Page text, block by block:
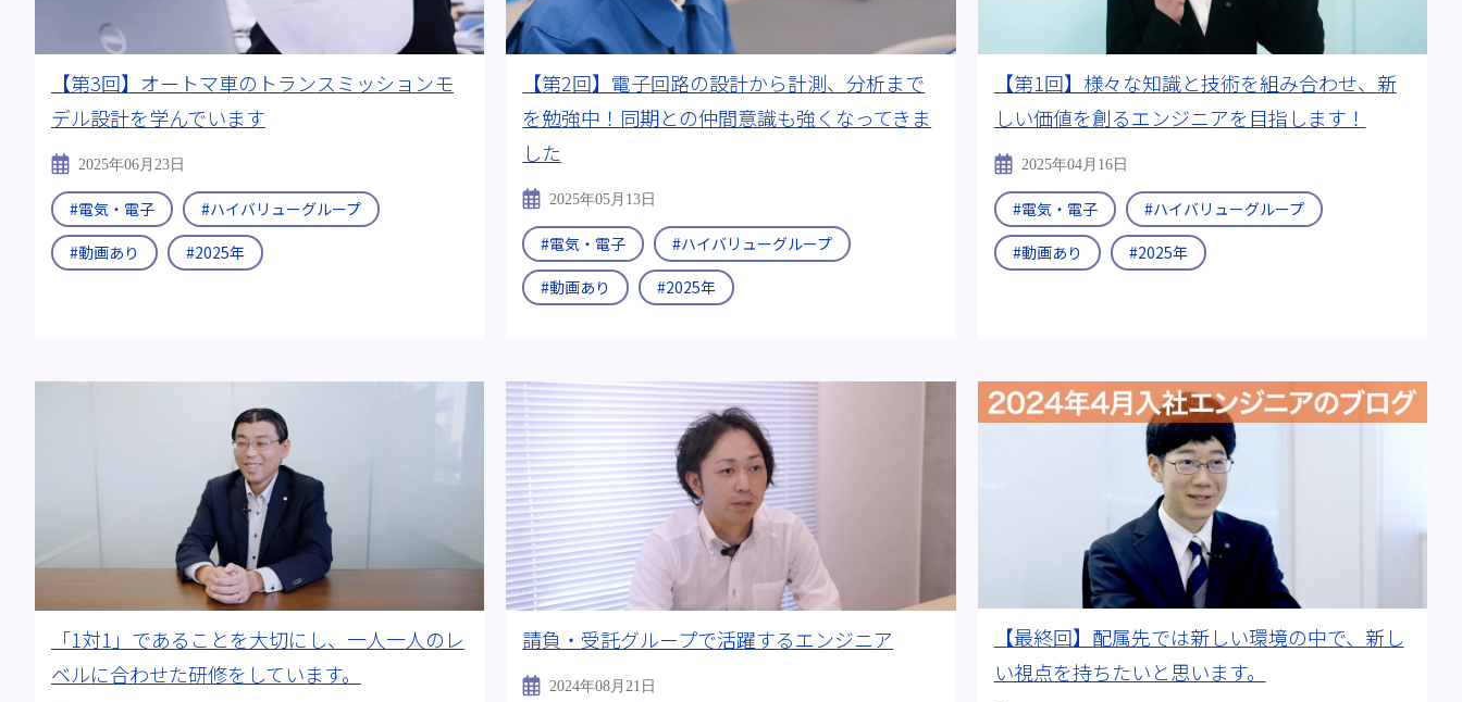
【第3回】オートマ車のトランスミッションモ
デル設計を学んでいます
2025年06月23日
#電気・電子
#ハイバリューグループ
#動画あり
#2025年
【第2回】電子回路の設計から計測、分析まで
を勉強中！同期との仲間意識も強くなってきま
した
2025年05月13日
#電気・電子
#ハイバリューグループ
#動画あり
#2025年
【第1回】様々な知識と技術を組み合わせ、新
しい価値を創るエンジニアを目指します！
2025年04月16日
#電気・電子
#ハイバリューグループ
#動画あり
#2025年
「1対1」であることを大切にし、一人一人のレ
ベルに合わせた研修をしています。
請負・受託グループで活躍するエンジニア
2024年08月21日
【最終回】配属先では新しい環境の中で、新し
い視点を持ちたいと思います。